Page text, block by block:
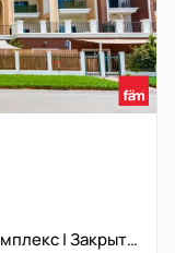
Просторная апартамент | Вид на комплекс | Закрытый комплекс